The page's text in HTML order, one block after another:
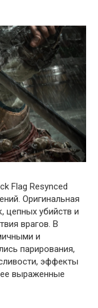
Flag Resynced
Оригинальная
цепных убийств и
врагов. В
и
парирования,
эффекты
выраженные